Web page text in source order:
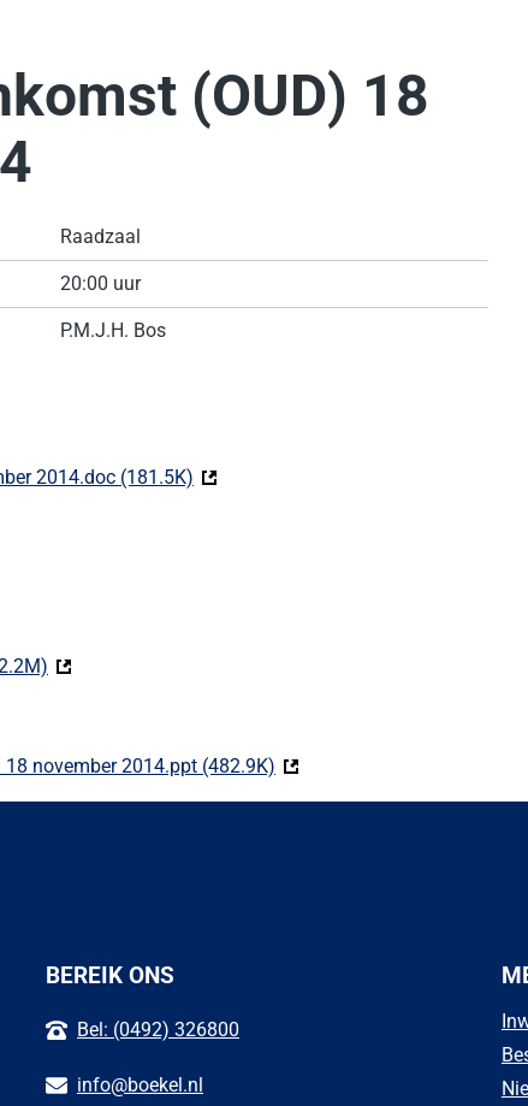
(OUD) 18
Raadzaal
20:00 uur
P.M.J.H. Bos
2014.doc (181.5K) (Deze link gaat naar een externe
(Deze link gaat naar een externe website)
november 2014.ppt (482.9K) (Deze link gaat naar een
BEREIK ONS
Bel: (0492) 326800
info@boekel.nl